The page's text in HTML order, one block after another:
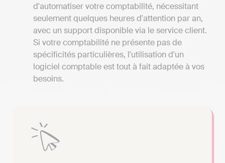
d'automatiser votre comptabilité, nécessitant
seulement quelques heures d'attention par an,
avec un support disponible via le service client.
Si votre comptabilité ne présente pas de
spécificités particulières, l'utilisation d'un
logiciel comptable est tout à fait adaptée à vos
besoins.